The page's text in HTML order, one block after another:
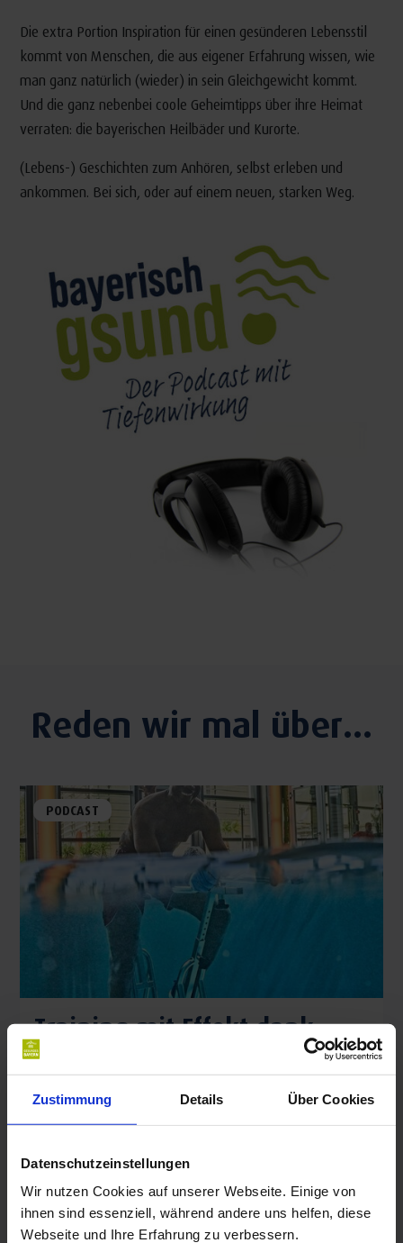
Zustimmung Details Über Cookies
Datenschutzeinstellungen
Wir nutzen Cookies auf unserer Webseite. Einige von
ihnen sind essenziell, während andere uns helfen, diese
Webseite und Ihre Erfahrung zu verbessern.
Die extra Portion Inspiration für einen gesünderen Lebensstil
kommt von Menschen, die aus eigener Erfahrung wissen, wie
man ganz natürlich (wieder) in sein Gleichgewicht kommt.
Und die ganz nebenbei coole Geheimtipps über ihre Heimat
verraten: die bayerischen Heilbäder und Kurorte.
(Lebens-) Geschichten zum Anhören, selbst erleben und
ankommen. Bei sich, oder auf einem neuen, starken Weg.
Reden wir mal über...
PODCAST
Training mit Effekt dank
Heilwasser
"Unser Wasser gibt richtig Power", sagt Michel Frenzel-
drei Heilquellen in Bayerns höchstgelegenem Staatsbad
präventiv vor Erschöpfungszuständen hilft – und wie man
auch zurück im Alltag langfristig von einem Besuch im
Mehr lesen